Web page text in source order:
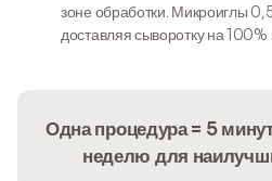
зоне обработки. Микроиглы
доставляя сыворотку на 100%
Одна процедура = 5
неделю для